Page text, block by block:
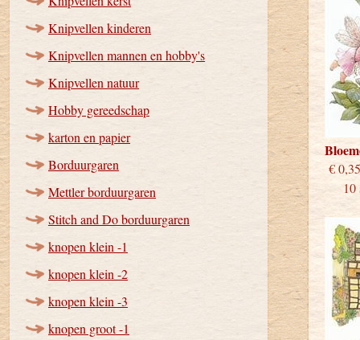
Knipvellen kinderen
Knipvellen mannen en hobby's
Knipvellen natuur
Hobby gereedschap
karton en papier
Borduurgaren
Mettler borduurgaren
Stitch and Do borduurgaren
knopen klein -1
knopen klein -2
knopen klein -3
knopen groot -1
10